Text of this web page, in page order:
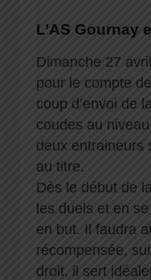
L’AS Gournay
Dimanche 27
pour le compte
coup d’envoi de
coudes au
deux entraineurs
au titre.
Dès le début de
les duels et en
en but. Il faudra
récompensée,
droit, il sert